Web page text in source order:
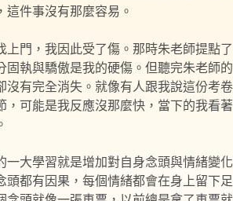
這件事沒有那麼容易。
上門，我因此受了傷。那時朱老師提點了
固執與驕傲是我的硬傷。但聽完朱老師的
沒有完全消失。就像有人跟我說這份考卷
，可能是我反應沒那麼快，當下的我看著
一大學習就是增加對自身念頭與情緒變化
頭都有因果，每個情緒都會在身上留下足